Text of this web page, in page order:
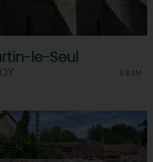
le-Seul
À 8 KM